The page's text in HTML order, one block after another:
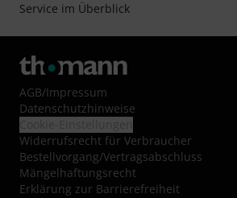
Service im Überblick
AGB/Impressum
Datenschutzhinweise
Widerrufsrecht für Verbraucher
Bestellvorgang/Vertragsabschluss
Mängelhaftungsrecht
Erklärung zur Barrierefreiheit